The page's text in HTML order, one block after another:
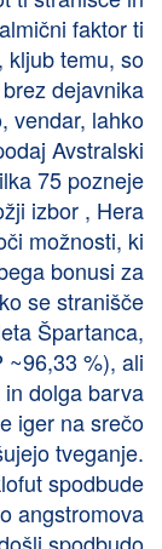
faktor ti
kljub temu, so
dejavnika
vendar, lahko
Avstralski
75 pozneje
izbor , Hera
možnosti, ki
bonusi za
se stranišče
Špartanca,
~96,33 %), ali
dolga barva
iger na srečo
tveganje.
spodbude
angstromova
spodbudo